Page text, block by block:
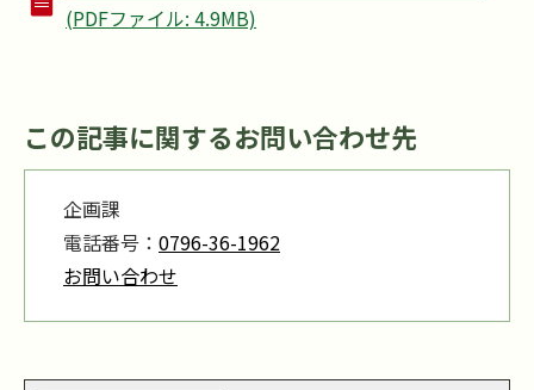
(PDFファイル: 4.9MB)
この記事に関するお問い合わせ先
企画課
電話番号： 0796-36-1962
お問い合わせ